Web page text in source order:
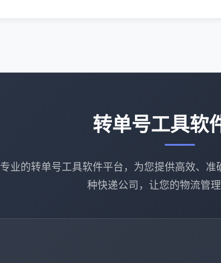
转单号工具软
专业的转单号工具软件平台，为您提供高效、
种快递公司，让您的物流管理